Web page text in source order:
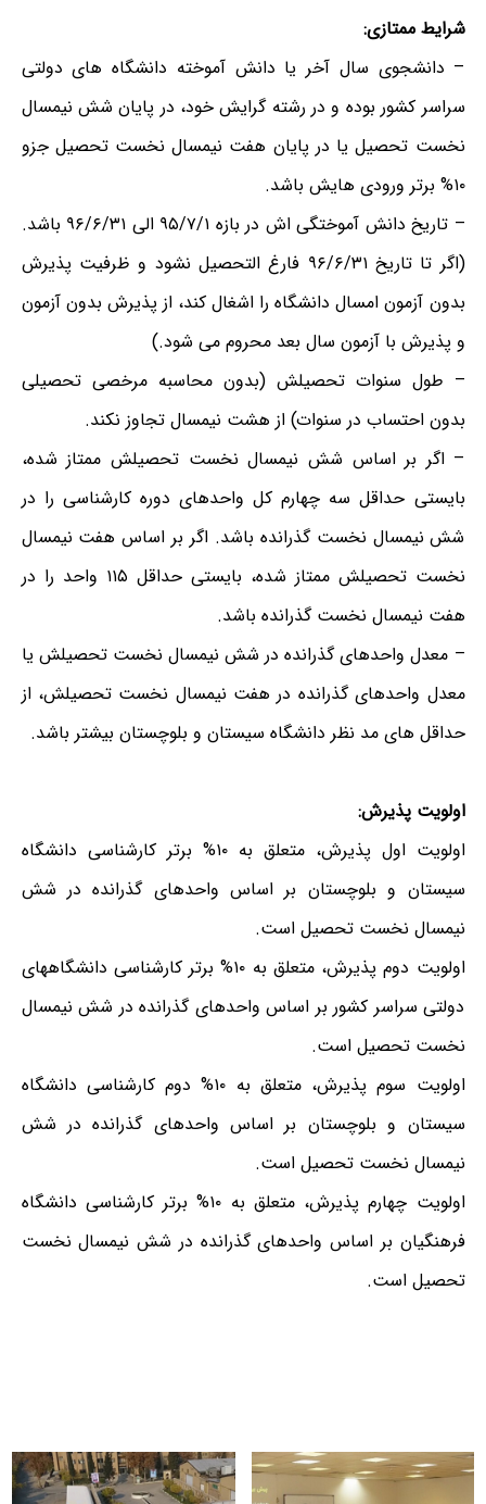
شرایط ممتازی:
– دانشجوی سال آخر یا دانش آموخته دانشگاه های دولتی
سراسر کشور بوده و در رشته گرایش خود، در پایان شش نیمسال
نخست تحصیل یا در پایان هفت نیمسال نخست تحصیل جزو
۱۰% برتر ورودی هایش باشد.
– تاریخ دانش آموختگی اش در بازه ۹۵/۷/۱ الی ۹۶/۶/۳۱ باشد.
(اگر تا تاریخ ۹۶/۶/۳۱ فارغ التحصیل نشود و ظرفیت پذیرش
بدون آزمون امسال دانشگاه را اشغال کند، از پذیرش بدون آزمون
و پذیرش با آزمون سال بعد محروم می شود.)
– طول سنوات تحصیلش (بدون محاسبه مرخصی تحصیلی
بدون احتساب در سنوات) از هشت نیمسال تجاوز نکند.
– اگر بر اساس شش نیمسال نخست تحصیلش ممتاز شده،
بایستی حداقل سه چهارم کل واحدهای دوره کارشناسی را در
شش نیمسال نخست گذرانده باشد. اگر بر اساس هفت نیمسال
نخست تحصیلش ممتاز شده، بایستی حداقل ۱۱۵ واحد را در
هفت نیمسال نخست گذرانده باشد.
– معدل واحدهای گذرانده در شش نیمسال نخست تحصیلش یا
معدل واحدهای گذرانده در هفت نیمسال نخست تحصیلش، از
حداقل های مد نظر دانشگاه سیستان و بلوچستان بیشتر باشد.
اولویت پذیرش:
اولویت اول پذیرش، متعلق به ۱۰% برتر کارشناسی دانشگاه
سیستان و بلوچستان بر اساس واحدهای گذرانده در شش
نیمسال نخست تحصیل است.
اولویت دوم پذیرش، متعلق به ۱۰% برتر کارشناسی دانشگاههای
دولتی سراسر کشور بر اساس واحدهای گذرانده در شش نیمسال
نخست تحصیل است.
اولویت سوم پذیرش، متعلق به ۱۰% دوم کارشناسی دانشگاه
سیستان و بلوچستان بر اساس واحدهای گذرانده در شش
نیمسال نخست تحصیل است.
اولویت چهارم پذیرش، متعلق به ۱۰% برتر کارشناسی دانشگاه
فرهنگیان بر اساس واحدهای گذرانده در شش نیمسال نخست
تحصیل است.